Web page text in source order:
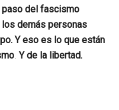
paso del fascismo
demás personas
Y eso es lo que están
Y de la libertad.